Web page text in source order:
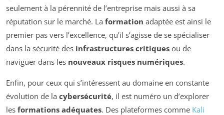
seulement à la pérennité de l’entreprise mais aussi à sa
réputation sur le marché. La formation adaptée est ainsi le
premier pas vers l’excellence, qu’il s’agisse de se spécialiser
dans la sécurité des infrastructures critiques ou de
naviguer dans les nouveaux risques numériques.
Enfin, pour ceux qui s’intéressent au domaine en constante
évolution de la cybersécurité, il est numéro un d’explorer
les formations adéquates. Des plateformes comme Kali